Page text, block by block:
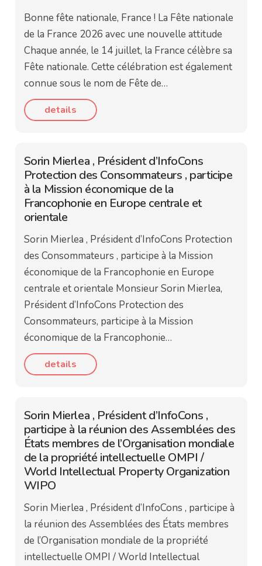
Bonne fête nationale, France ! La Fête nationale
de la France 2026 avec une nouvelle attitude
Chaque année, le 14 juillet, la France célèbre sa
Fête nationale. Cette célébration est également
connue sous le nom de Fête de…
details
Sorin Mierlea , Président d’InfoCons
Protection des Consommateurs , participe
à la Mission économique de la
Francophonie en Europe centrale et
orientale
Sorin Mierlea , Président d’InfoCons Protection
des Consommateurs , participe à la Mission
économique de la Francophonie en Europe
centrale et orientale Monsieur Sorin Mierlea,
Président d’InfoCons Protection des
Consommateurs, participe à la Mission
économique de la Francophonie…
details
Sorin Mierlea , Président d’InfoCons ,
participe à la réunion des Assemblées des
États membres de l’Organisation mondiale
de la propriété intellectuelle OMPI /
World Intellectual Property Organization
WIPO
Sorin Mierlea , Président d’InfoCons , participe à
la réunion des Assemblées des États membres
de l’Organisation mondiale de la propriété
intellectuelle OMPI / World Intellectual